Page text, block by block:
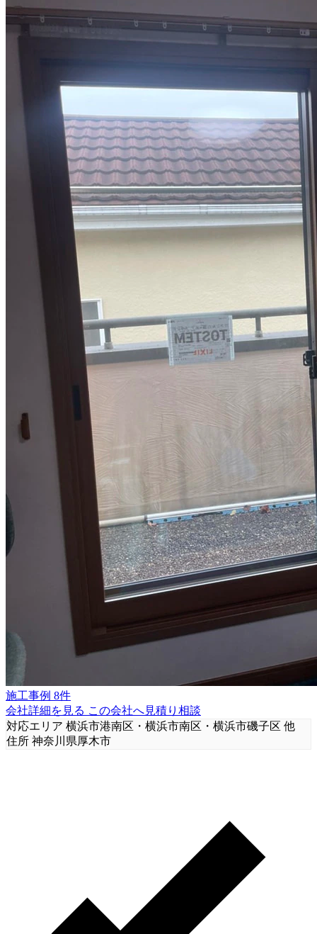
施工事例 8件
会社詳細を見る この会社へ見積り相談
対応エリア 横浜市港南区・横浜市南区・横浜市磯子区 他
住所 神奈川県厚木市